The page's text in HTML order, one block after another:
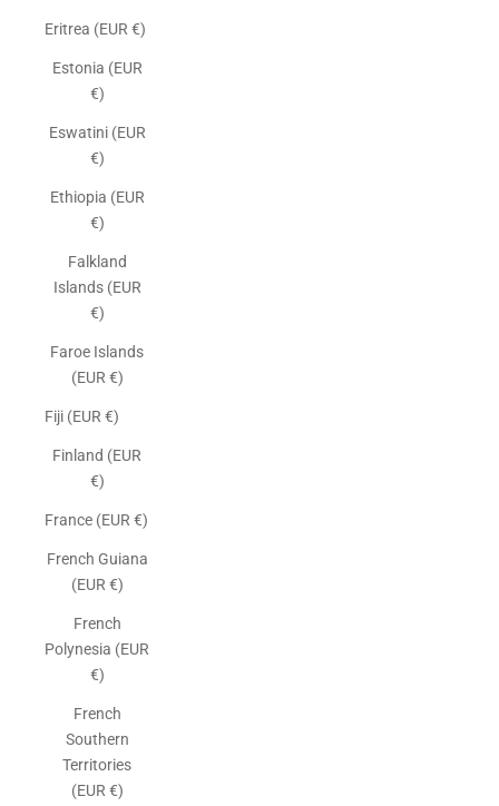
Eritrea (EUR €)
Estonia (EUR
€)
Eswatini (EUR
€)
Ethiopia (EUR
€)
Falkland
Islands (EUR
€)
Faroe Islands
(EUR €)
Fiji (EUR €)
Finland (EUR
€)
France (EUR €)
French Guiana
(EUR €)
French
Polynesia (EUR
€)
French
Southern
Territories
(EUR €)